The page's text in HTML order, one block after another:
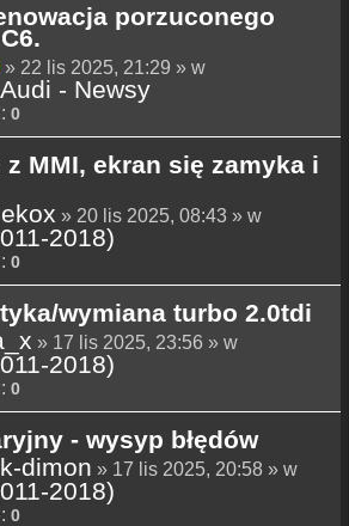
porzuconego
» 22 lis 2025, 21:29 » w
- Newsy
0
z MMI, ekran się zamyka i
» 20 lis 2025, 08:43 » w
2018)
0
wymiana turbo 2.0tdi
» 17 lis 2025, 23:56 » w
2018)
0
- wysyp błędów
dimon » 17 lis 2025, 20:58 » w
2018)
0